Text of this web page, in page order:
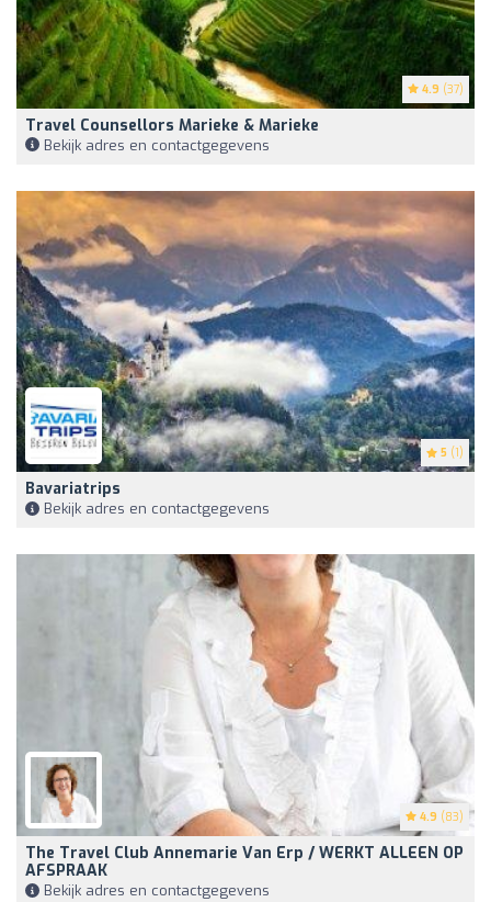
4.9 (37)
Travel Counsellors Marieke & Marieke
Bekijk adres en contactgegevens
5 (1)
Bavariatrips
Bekijk adres en contactgegevens
4.9 (83)
The Travel Club Annemarie Van Erp / WERKT ALLEEN OP
AFSPRAAK
Bekijk adres en contactgegevens